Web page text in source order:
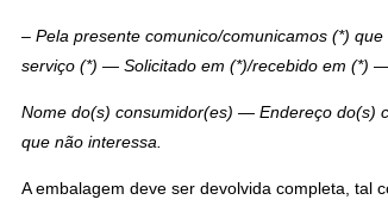
– Pela presente comunico/comunicamos (*)
serviço (*) — Solicitado em (*)/recebido em (*)
Nome do(s) consumidor(es) — Endereço do(s)
que não interessa.
A embalagem deve ser devolvida completa, tal